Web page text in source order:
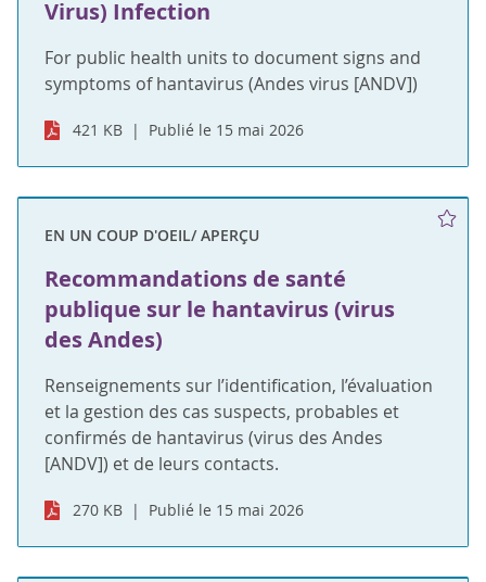
Virus) Infection
For public health units to document signs and
symptoms of hantavirus (Andes virus [ANDV])
421 KB Publié le 15 mai 2026
EN UN COUP D'OEIL/ APERÇU
Recommandations de santé
publique sur le hantavirus (virus
des Andes)
Renseignements sur l’identification, l’évaluation
et la gestion des cas suspects, probables et
confirmés de hantavirus (virus des Andes
[ANDV]) et de leurs contacts.
270 KB Publié le 15 mai 2026